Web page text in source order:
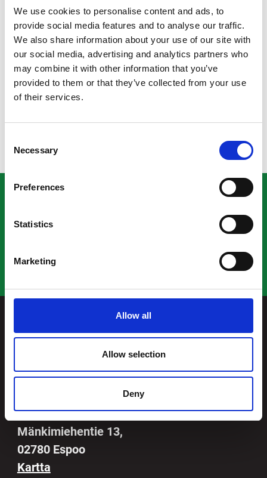
We use cookies to personalise content and ads, to
provide social media features and to analyse our traffic.
We also share information about your use of our site with
our social media, advertising and analytics partners who
may combine it with other information that you’ve
provided to them or that they’ve collected from your use
of their services.
Selection
Necessary
Preferences
Statistics
Marketing
Allow all
Allow selection
Deny
https://turvaviesti.gov.fi/ilmoituskanava-
rapporteringskanal. Huomioithan, että organisaation
toiminnassa esiintyvistä epäsäännöllisyyksistä tulee
ilmoittaa ensisijaisesti oman sisäisen
raportointikanavamme kautta, jotta saa
ilmoittajansuojaa.
tästä.
Facebook
Tietosuojaseloste
ESPOO
Mänkimiehentie 13,
02780 Espoo
Kartta